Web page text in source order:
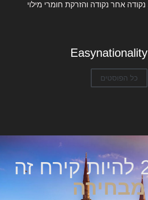
אחר נקודה והזרקת חומרי מילוי
Easynationality
כל הפוסטים
מבחירה